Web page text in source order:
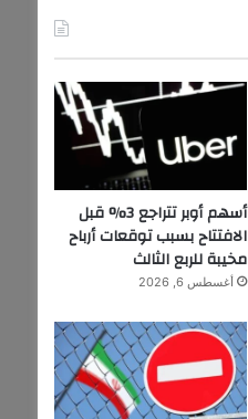
أسهم أوبر تتراجع 3% قبل
الافتتاح بسبب توقعات أرباح
مخيبة للربع الثالث
أغسطس 6, 2026